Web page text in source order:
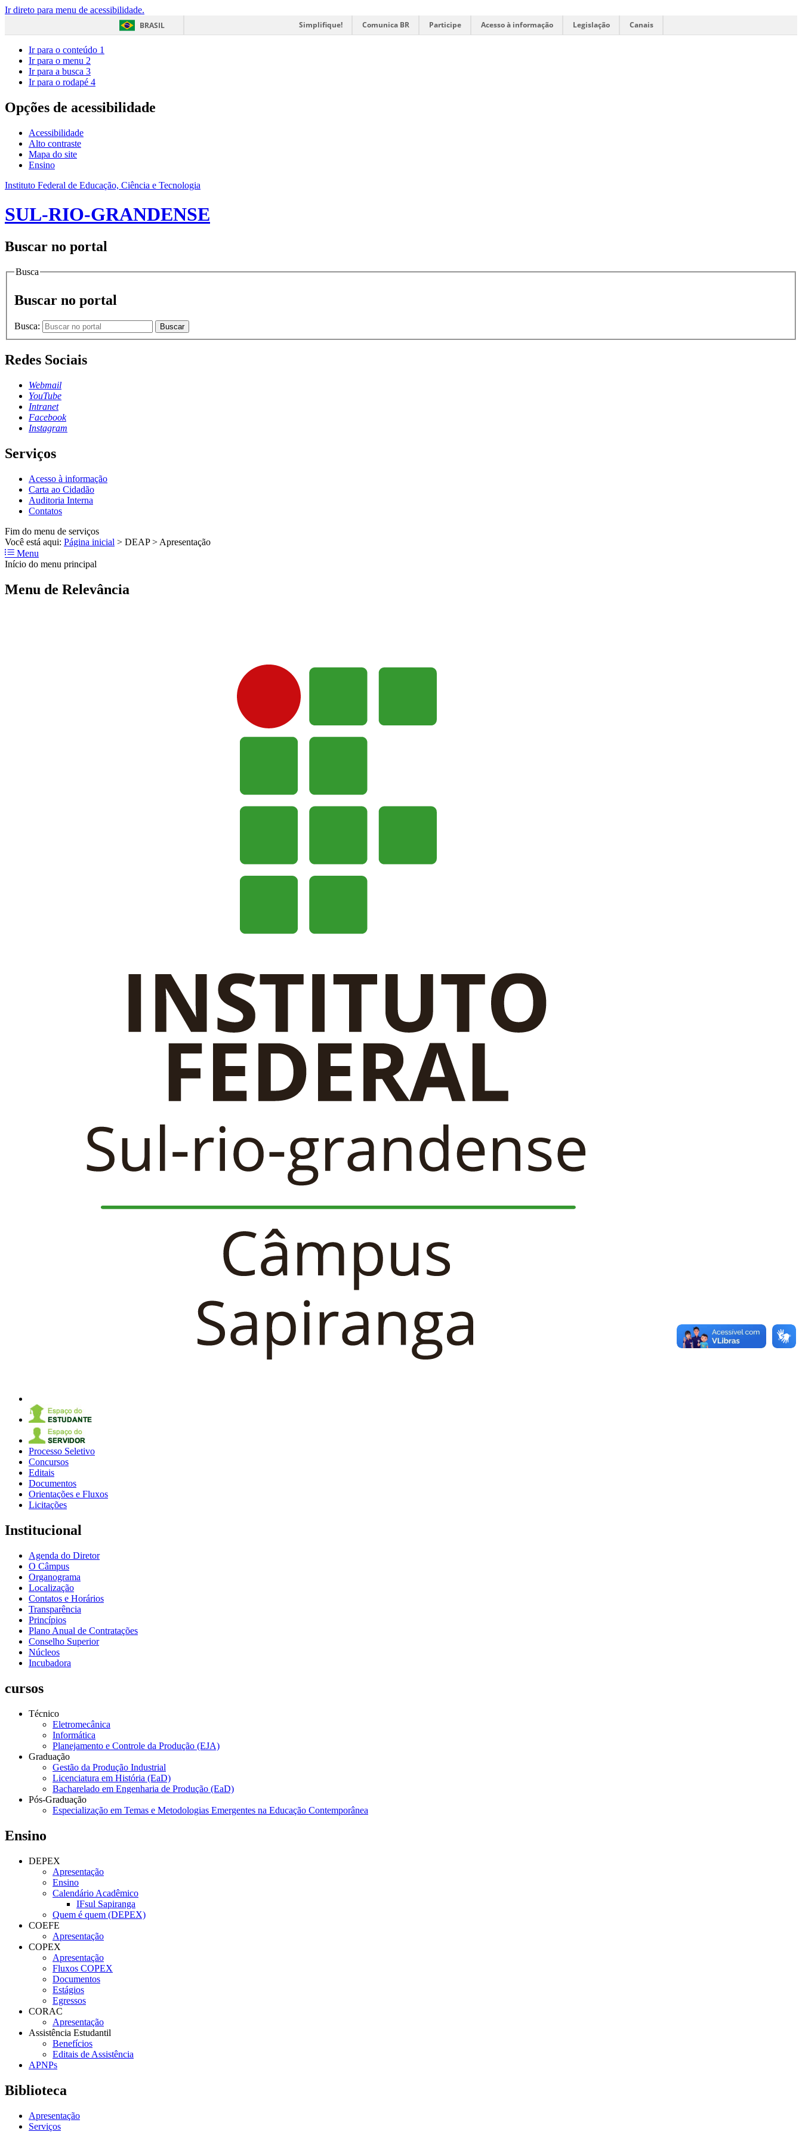
Ir direto para menu de acessibilidade.
BRASIL
Simplifique! Comunica BR Participe Acesso à informação Legislação Canais
Ir para o conteúdo 1
Ir para o menu 2
Ir para a busca 3
Ir para o rodapé 4
Opções de acessibilidade
Acessibilidade
Alto contraste
Mapa do site
Ensino
Instituto Federal de Educação, Ciência e Tecnologia
SUL-RIO-GRANDENSE
Buscar no portal
Busca
Buscar no portal
Busca: Buscar
Redes Sociais
Webmail
YouTube
Intranet
Facebook
Instagram
Serviços
Acesso à informação
Carta ao Cidadão
Auditoria Interna
Contatos
Fim do menu de serviços
Você está aqui: Página inicial > DEAP > Apresentação
Menu
Início do menu principal
Menu de Relevância
Processo Seletivo
Concursos
Editais
Documentos
Orientações e Fluxos
Licitações
Institucional
Agenda do Diretor
O Câmpus
Organograma
Localização
Contatos e Horários
Transparência
Princípios
Plano Anual de Contratações
Conselho Superior
Núcleos
Incubadora
cursos
Técnico
Eletromecânica
Informática
Planejamento e Controle da Produção (EJA)
Graduação
Gestão da Produção Industrial
Licenciatura em História (EaD)
Bacharelado em Engenharia de Produção (EaD)
Pós-Graduação
Especialização em Temas e Metodologias Emergentes na Educação Contemporânea
Ensino
DEPEX
Apresentação
Ensino
Calendário Acadêmico
IFsul Sapiranga
Quem é quem (DEPEX)
COEFE
Apresentação
COPEX
Apresentação
Fluxos COPEX
Documentos
Estágios
Egressos
CORAC
Apresentação
Assistência Estudantil
Benefícios
Editais de Assistência
APNPs
Biblioteca
Apresentação
Serviços